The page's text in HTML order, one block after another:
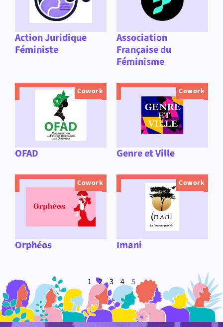
Action Juridique
Féministe
Association
Française du
Féminisme
OFAD
Cowork
Genre et Ville
Cowork
Orphéos
Cowork
Imani
Cowork
1 2 3 4 5